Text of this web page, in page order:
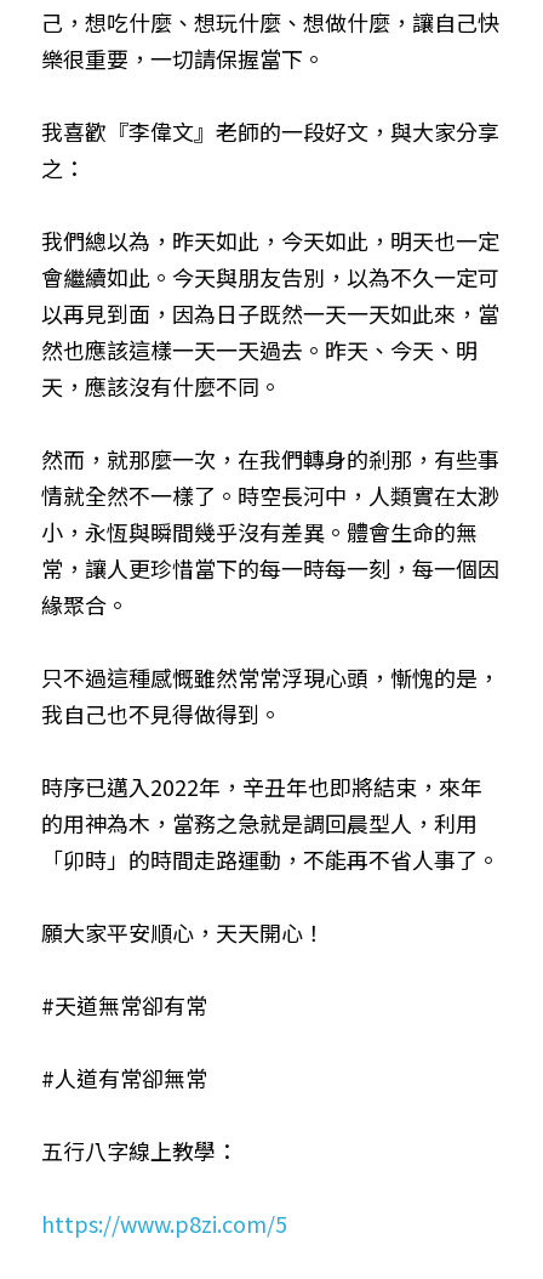
己，想吃什麼、想玩什麼、想做什麼，讓自己快
樂很重要，一切請保握當下。
我喜歡『李偉文』老師的一段好文，與大家分享
之：
我們總以為，昨天如此，今天如此，明天也一定
會繼續如此。今天與朋友告別，以為不久一定可
以再見到面，因為日子既然一天一天如此來，當
然也應該這樣一天一天過去。昨天、今天、明
天，應該沒有什麼不同。
然而，就那麼一次，在我們轉身的剎那，有些事
情就全然不一樣了。時空長河中，人類實在太渺
小，永恆與瞬間幾乎沒有差異。體會生命的無
常，讓人更珍惜當下的每一時每一刻，每一個因
緣聚合。
只不過這種感慨雖然常常浮現心頭，慚愧的是，
我自己也不見得做得到。
時序已邁入2022年，辛丑年也即將結束，來年
的用神為木，當務之急就是調回晨型人，利用
「卯時」的時間走路運動，不能再不省人事了。
願大家平安順心，天天開心！
#天道無常卻有常
#人道有常卻無常
五行八字線上教學：
https://www.p8zi.com/5